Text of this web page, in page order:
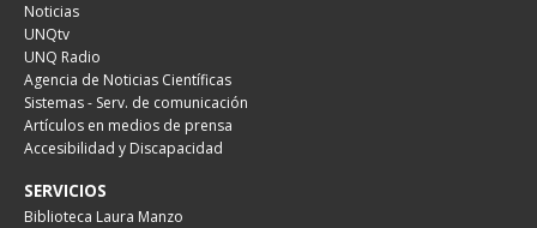
Noticias
UNQtv
UNQ Radio
Agencia de Noticias Científicas
Sistemas - Serv. de comunicación
Artículos en medios de prensa
Accesibilidad y Discapacidad
SERVICIOS
Biblioteca Laura Manzo